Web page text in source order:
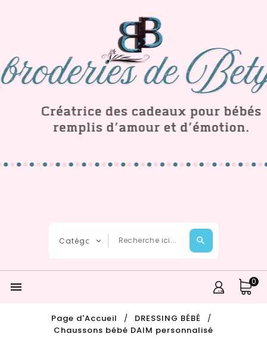
 0
Page d'Accueil
DRESSING BÉBÉ
Chaussons bébé DAIM personnalisé